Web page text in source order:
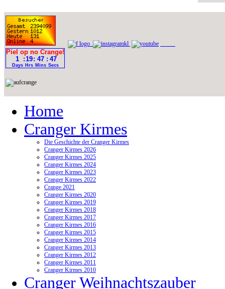
Home
Cranger Kirmes
Die Geschichte der Cranger Kirmes
Cranger Kirmes 2026
Cranger Kirmes 2025
Cranger Kirmes 2024
Cranger Kirmes 2023
Cranger Kirmes 2022
Crange 2021
Cranger Kirmes 2020
Cranger Kirmes 2019
Cranger Kirmes 2018
Cranger Kirmes 2017
Cranger Kirmes 2016
Cranger Kirmes 2015
Cranger Kirmes 2014
Cranger Kirmes 2013
Cranger Kirmes 2012
Cranger Kirmes 2011
Cranger Kirmes 2010
Cranger Weihnachtszauber